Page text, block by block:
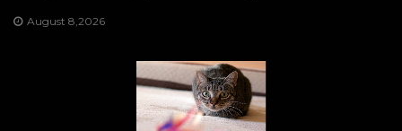
August 8,2026